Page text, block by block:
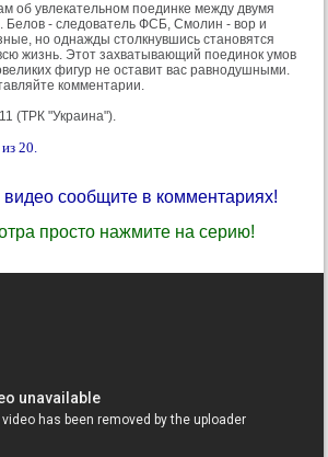
об увлекательном поединке между двумя
- следователь ФСБ, Смолин - вор и
но однажды столкнувшись становятся
жизнь. Этот захватывающий поединок умов
фигур не оставит вас равнодушными.
комментарии.
(ТРК "Украина").
20.
сообщите в комментариях!
просто нажмите на серию!